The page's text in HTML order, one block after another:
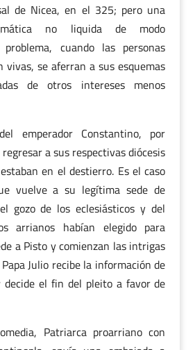
de Nicea, en el 325; pero una
no liquida de modo
cuando las personas
vivas, se aferran a sus esquemas
de otros intereses menos
emperador Constantino, por
a sus respectivas diócesis
en el destierro. Es el caso
vuelve a su legítima sede de
gozo de los eclesiásticos y del
arrianos habían elegido para
a Pisto y comienzan las intrigas
Julio recibe la información de
decide el fin del pleito a favor de
Patriarca proarriano con